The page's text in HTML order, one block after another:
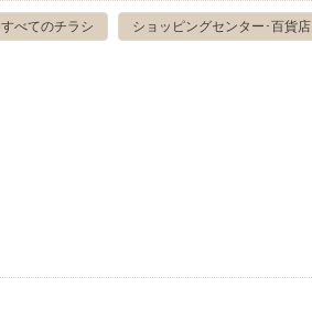
ショッピングセンター･百貨店
すべてのチラシ